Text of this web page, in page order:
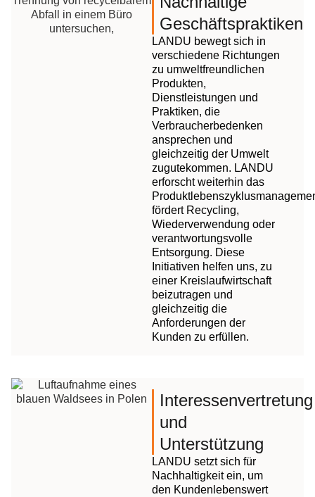
Geschäftspraktiken
LANDU bewegt sich in
verschiedene Richtungen
zu umweltfreundlichen
Produkten,
Dienstleistungen und
Praktiken, die
Verbraucherbedenken
ansprechen und
gleichzeitig der Umwelt
zugutekommen. LANDU
erforscht weiterhin das
fördert Recycling,
Wiederverwendung oder
verantwortungsvolle
Entsorgung. Diese
Initiativen helfen uns, zu
einer Kreislaufwirtschaft
beizutragen und
gleichzeitig die
Anforderungen der
Kunden zu erfüllen.
Interessenvertretung
und
Unterstützung
LANDU setzt sich für
Nachhaltigkeit ein, um
den Kundenlebenswert